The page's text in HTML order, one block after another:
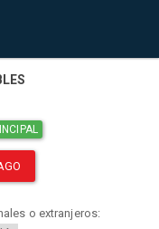
o extranjeros: